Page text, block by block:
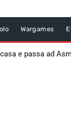
Wargames
e passa ad